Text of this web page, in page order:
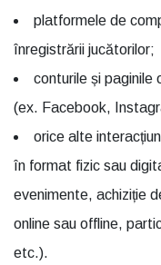
platformele de
înregistrării jucătorilor;
conturile și paginile
(ex. Facebook,
orice alte
în format fizic sau
evenimente, achiziție
online sau offline,
etc.).